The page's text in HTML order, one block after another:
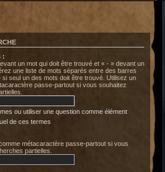
:
un mot qui doit être trouvé et « - » devant un
une liste de mots séparés entre des barres
seul un des mots doit être trouvé. Utilisez un
passe-partout si vous souhaitez
ou utiliser une question comme élément
de ces termes
métacaractère passe-partout si vous
partielles.